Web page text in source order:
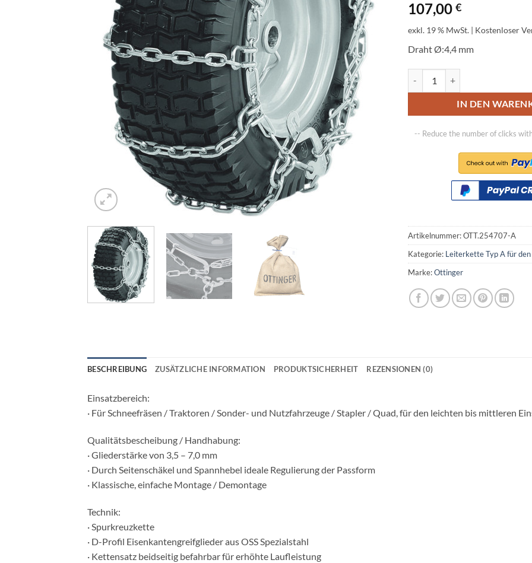
107,00 €
exkl. 19 % MwSt. | Kostenloser
Draht Ø:4,4 mm
IN DEN
-- Reduce the number of clicks
Artikelnummer:OTT.254707-A
Kategorie: Leiterkette Typ A für
Marke:Ottinger
BESCHREIBUNG ZUSÄTZLICHE INFORMATION PRODUKTSICHERHEIT REZENSIONEN (0)
Einsatzbereich:
· Für Schneefräsen / Traktoren / Sonder- und Nutzfahrzeuge / Stapler / Quad, für den leichten bis mittleren
Qualitätsbescheibung / Handhabung:
· Gliederstärke von 3,5 – 7,0 mm
· Durch Seitenschäkel und Spannhebel ideale Regulierung der Passform
· Klassische, einfache Montage / Demontage
Technik:
· Spurkreuzkette
· D-Profil Eisenkantengreifglieder aus OSS Spezialstahl
· Kettensatz beidseitig befahrbar für erhöhte Laufleistung